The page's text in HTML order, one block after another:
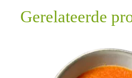
Gerelateerde